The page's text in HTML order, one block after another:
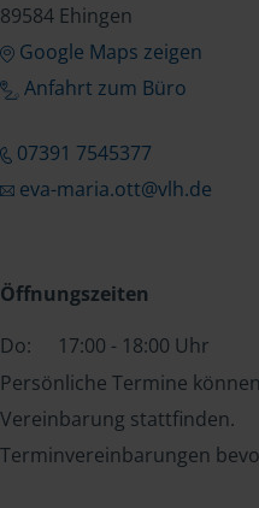
89584 Ehingen
Google Maps zeigen
Anfahrt zum Büro
07391 7545377
eva-maria.ott@vlh.de
Öffnungszeiten
Do:
17:00 - 18:00 Uhr
Persönliche Termine
Vereinbarung stattfinden.
Terminvereinbarungen